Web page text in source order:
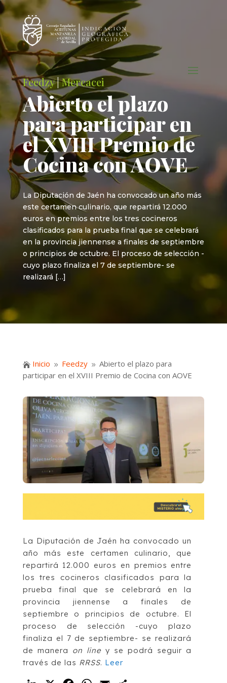
Feedzy|Mercacei
Abierto el plazo
para participar en
el XVIII Premio de
Cocina con AOVE
La Diputación de Jaén ha convocado un año más
este certamen culinario, que repartirá 12.000
euros en premios entre los tres cocineros
clasificados para la prueba final que se celebrará
en la provincia jiennense a finales de septiembre
o principios de octubre. El proceso de selección -
cuyo plazo finaliza el 7 de septiembre- se
realizará […]
 Inicio 9 Feedzy 9 Abierto el plazo para
participar en el XVIII Premio de Cocina con AOVE
La Diputación de Jaén ha convocado un
año más este certamen culinario, que
repartirá 12.000 euros en premios entre
los tres cocineros clasificados para la
prueba final que se celebrará en la
provincia jiennense a finales de
septiembre o principios de octubre. El
proceso de selección -cuyo plazo
finaliza el 7 de septiembre- se realizará
de manera on liney se podrá seguir a
través de las RRSS. Leer